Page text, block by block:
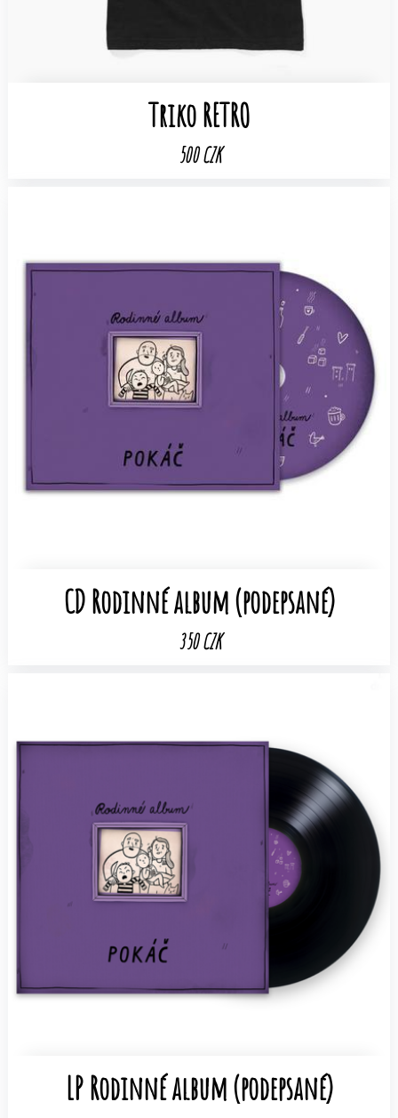
Triko RETRO
500 CZK
CD Rodinné album (podepsané)
350 CZK
LP Rodinné album (podepsané)